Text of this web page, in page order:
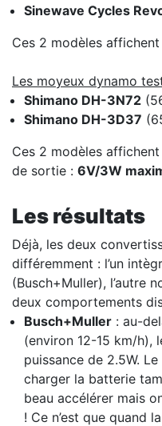
Sinewave Cycles
Ces 2 modèles affichent
Les moyeux dynamo
Shimano DH-3N72
Shimano DH-3D37
Ces 2 modèles
de sortie : 6V/3W
Les résultats
Déjà, les deux
différemment : l’un
(Busch+Muller), l’autre
deux comportements
Busch+Muller : au-
(environ 12-15 km/h),
puissance de 2.5W.
charger la batterie
beau accélérer mais
! Ce n’est que quand